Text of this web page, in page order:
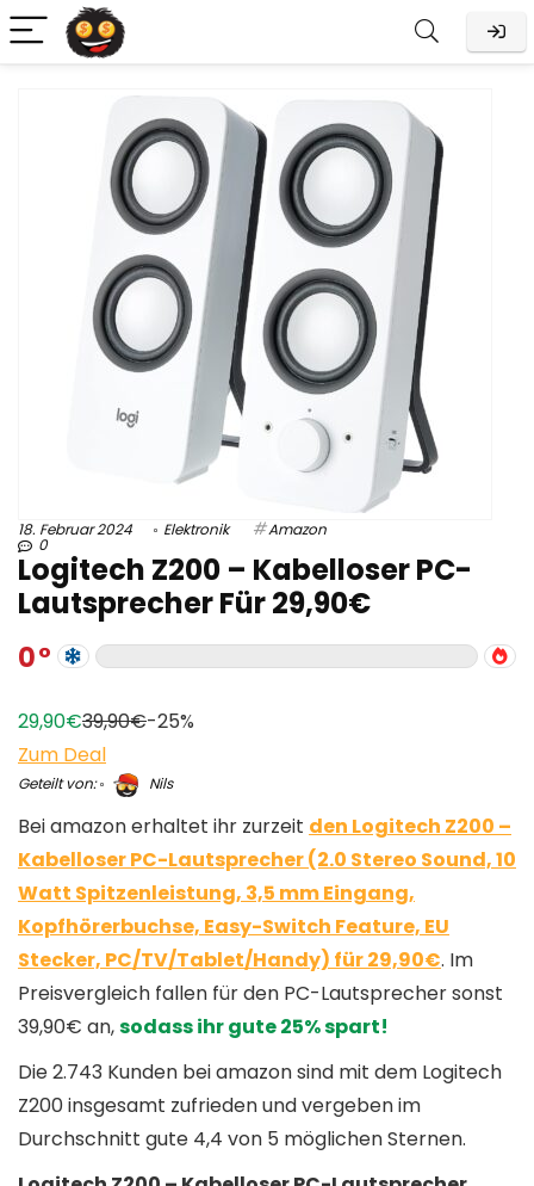
18. Februar 2024 Elektronik Amazon
0
Logitech Z200 – Kabelloser PC-
Lautsprecher Für 29,90€
0
29,90€39,90€-25%
Zum Deal
Geteilt von: Nils
Bei amazon erhaltet ihr zurzeit den Logitech Z200 –
Kabelloser PC-Lautsprecher (2.0 Stereo Sound, 10
Watt Spitzenleistung, 3,5 mm Eingang,
Kopfhörerbuchse, Easy-Switch Feature, EU
Stecker, PC/TV/Tablet/Handy) für 29,90€. Im
Preisvergleich fallen für den PC-Lautsprecher sonst
39,90€ an,sodass ihr gute 25% spart!
Die 2.743 Kunden bei amazon sind mit dem Logitech
Z200 insgesamt zufrieden und vergeben im
Durchschnitt gute 4,4 von 5 möglichen Sternen.